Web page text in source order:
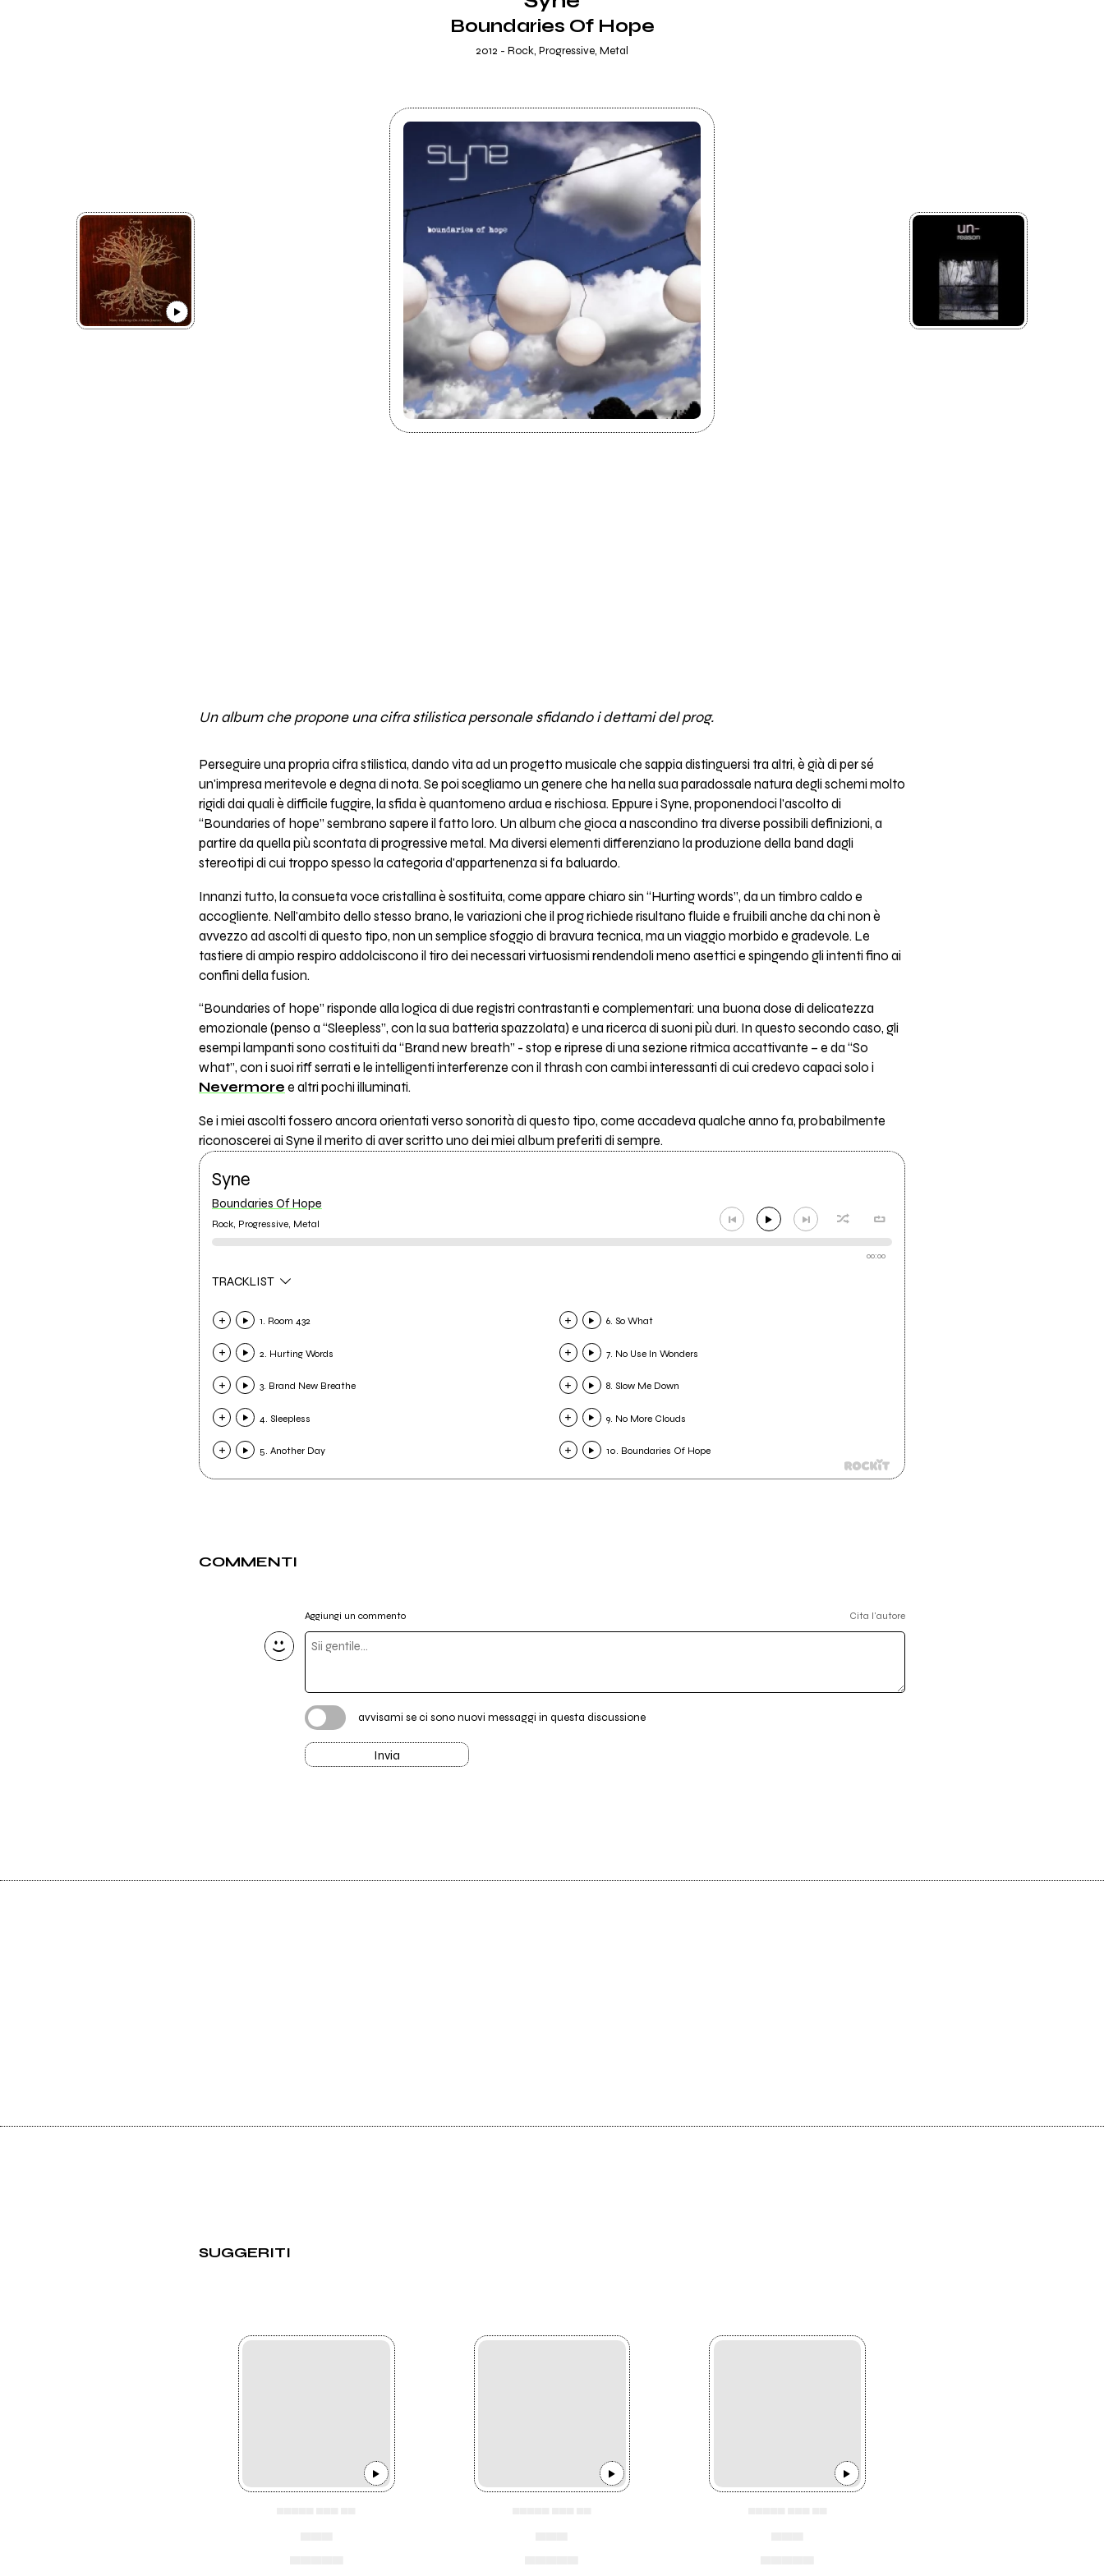
Boundaries Of Hope
2012 - Rock, Progressive, Metal
Un album che propone una cifra stilistica personale sfidando i dettami del prog.
Perseguire una propria cifra stilistica, dando vita ad un progetto musicale che sappia distinguersi tra altri, è già di per sé
un'impresa meritevole e degna di nota. Se poi scegliamo un genere che ha nella sua paradossale natura degli schemi molto
rigidi dai quali è difficile fuggire, la sfida è quantomeno ardua e rischiosa. Eppure i Syne, proponendoci l'ascolto di
“Boundaries of hope” sembrano sapere il fatto loro. Un album che gioca a nascondino tra diverse possibili definizioni, a
partire da quella più scontata di progressive metal. Ma diversi elementi differenziano la produzione della band dagli
stereotipi di cui troppo spesso la categoria d'appartenenza si fa baluardo.
Innanzi tutto, la consueta voce cristallina è sostituita, come appare chiaro sin “Hurting words”, da un timbro caldo e
accogliente. Nell'ambito dello stesso brano, le variazioni che il prog richiede risultano fluide e fruibili anche da chi non è
avvezzo ad ascolti di questo tipo, non un semplice sfoggio di bravura tecnica, ma un viaggio morbido e gradevole. Le
tastiere di ampio respiro addolciscono il tiro dei necessari virtuosismi rendendoli meno asettici e spingendo gli intenti fino ai
confini della fusion.
“Boundaries of hope” risponde alla logica di due registri contrastanti e complementari: una buona dose di delicatezza
emozionale (penso a “Sleepless”, con la sua batteria spazzolata) e una ricerca di suoni più duri. In questo secondo caso, gli
esempi lampanti sono costituiti da “Brand new breath” - stop e riprese di una sezione ritmica accattivante – e da “So
what”, con i suoi riff serrati e le intelligenti interferenze con il thrash con cambi interessanti di cui credevo capaci solo i
Nevermore e altri pochi illuminati.
Se i miei ascolti fossero ancora orientati verso sonorità di questo tipo, come accadeva qualche anno fa, probabilmente
riconoscerei ai Syne il merito di aver scritto uno dei miei album preferiti di sempre.
Syne
Boundaries Of Hope
Rock, Progressive, Metal
00:00
TRACKLIST
1. Room 432
2. Hurting Words
3. Brand New Breathe
4. Sleepless
5. Another Day
6. So What
7. No Use In Wonders
8. Slow Me Down
9. No More Clouds
10. Boundaries Of Hope
COMMENTI
Aggiungi un commento Cita l'autore
avvisami se ci sono nuovi messaggi in questa discussione
Invia
SUGGERITI